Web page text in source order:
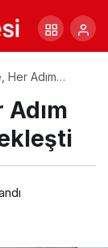
Her Adım
4 İçin Geri